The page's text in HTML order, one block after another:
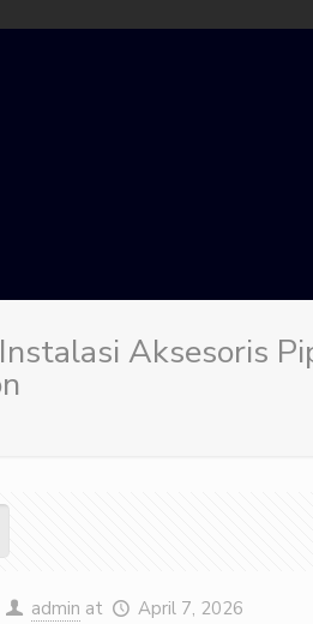
Aksesoris
admin at April 7, 2026